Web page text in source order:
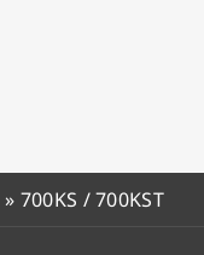
» 700KS / 700KST